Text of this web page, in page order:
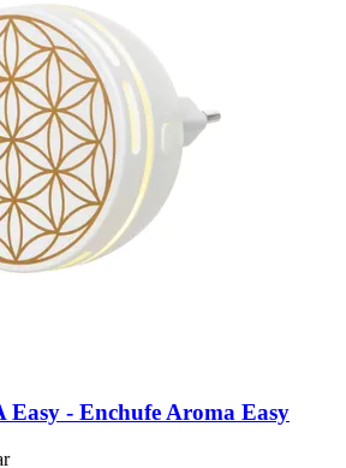
Easy -​ Enchufe Aroma Easy